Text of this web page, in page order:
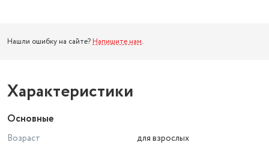
Нашли ошибку на сайте? Напишите нам.
Характеристики
Основные
Возраст
для взрослых